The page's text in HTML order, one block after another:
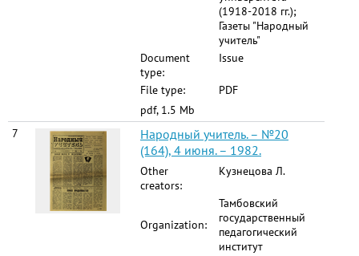
(1918-2018 гг.);
Газеты "Народный
учитель"
Document
type:
Issue
File type:
PDF
pdf, 1.5 Mb
7
Народный учитель. – №20
(164), 4 июня. – 1982.
Other
creators:
Кузнецова Л.
Organization:
Тамбовский
государственный
педагогический
институт